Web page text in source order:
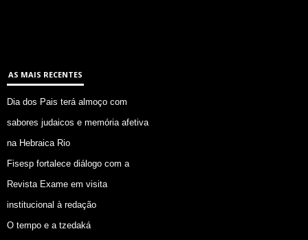
AS MAIS RECENTES
Dia dos Pais terá almoço com
sabores judaicos e memória afetiva
na Hebraica Rio
Fisesp fortalece diálogo com a
Revista Exame em visita
institucional à redação
O tempo e a tzedaká